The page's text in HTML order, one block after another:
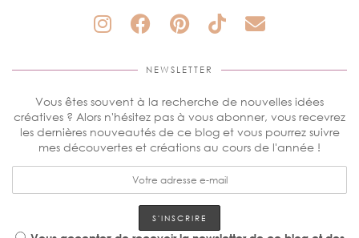
NEWSLETTER
Vous êtes souvent à la recherche de nouvelles idées
créatives ? Alors n'hésitez pas à vous abonner, vous recevrez
les dernières nouveautés de ce blog et vous pourrez suivre
mes découvertes et créations au cours de l'année !